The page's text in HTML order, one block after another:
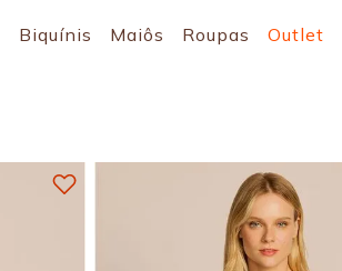
Biquínis Maiôs Roupas Outlet